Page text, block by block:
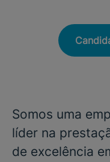
Somos uma
líder na
de excelência